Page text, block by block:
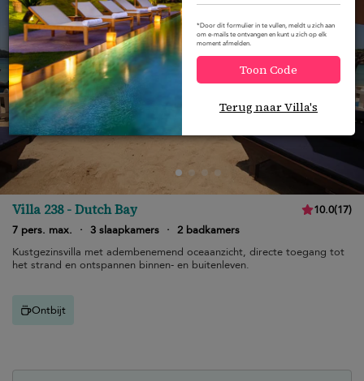
Villa 238 - Dutch Bay 10.0(17)
7 pers. max.
· 3 slaapkamers · 2 badkamers
Kustgezinsvilla met adembenemend oceaanzicht, directe toegang tot
het strand en ontspannen binnen- en buitenleven.
Ontbijt
*Door dit formulier in te vullen, meldt u zich aan
om e-mails te ontvangen en kunt u zich op elk
moment afmelden.
Toon Code
Terug naar Villa's